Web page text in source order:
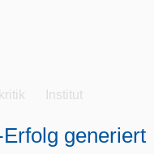
Institut
generiert